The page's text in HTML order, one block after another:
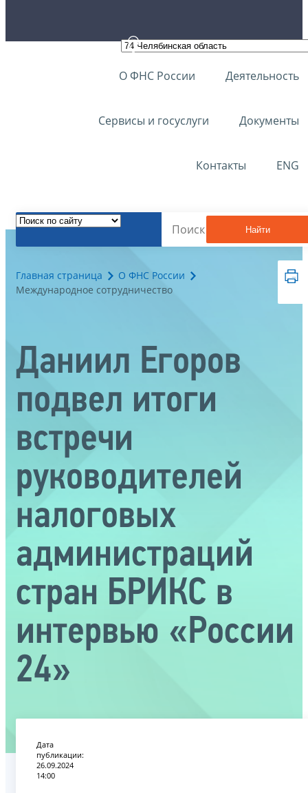
О ФНС России Деятельность
Сервисы и госуслуги Документы
Контакты ENG
Найти
Главная страница
О ФНС России
Международное сотрудничество
Даниил Егоров
подвел итоги
встречи
руководителей
налоговых
администраций
стран БРИКС в
интервью «России
24»
Дата
публикации:
26.09.2024
14:00